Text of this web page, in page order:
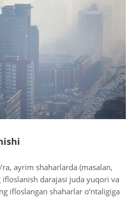
ayrim shaharlarda (masalan,
ifloslanish darajasi juda yuqori va
ifloslangan shaharlar o‘ntaligiga